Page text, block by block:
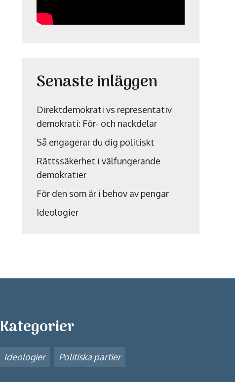
Senaste inläggen
Direktdemokrati vs representativ
demokrati: För- och nackdelar
Så engagerar du dig politiskt
Rättssäkerhet i välfungerande
demokratier
För den som är i behov av pengar
Ideologier
Kategorier
Ideologier Politiska partier